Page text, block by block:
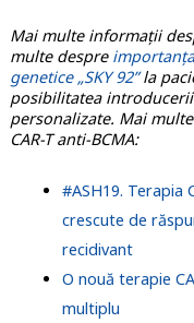
Mai multe informații
multe despre
genetice „SKY 92”la
posibilitatea
personalizate. Mai
CAR-T anti-BCMA:
#ASH19. Terapia
crescute de
recidivant
O nouă terapie
multiplu